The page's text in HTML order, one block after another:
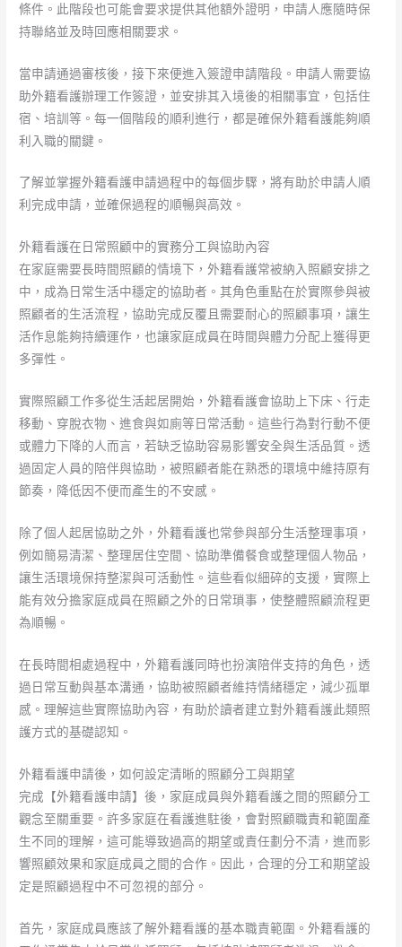
條件。此階段也可能會要求提供其他額外證明，申請人應隨時保
持聯絡並及時回應相關要求。
當申請通過審核後，接下來便進入簽證申請階段。申請人需要協
助外籍看護辦理工作簽證，並安排其入境後的相關事宜，包括住
宿、培訓等。每一個階段的順利進行，都是確保外籍看護能夠順
利入職的關鍵。
了解並掌握外籍看護申請過程中的每個步驟，將有助於申請人順
利完成申請，並確保過程的順暢與高效。
外籍看護在日常照顧中的實務分工與協助內容
在家庭需要長時間照顧的情境下，外籍看護常被納入照顧安排之
中，成為日常生活中穩定的協助者。其角色重點在於實際參與被
照顧者的生活流程，協助完成反覆且需要耐心的照顧事項，讓生
活作息能夠持續運作，也讓家庭成員在時間與體力分配上獲得更
多彈性。
實際照顧工作多從生活起居開始，外籍看護會協助上下床、行走
移動、穿脫衣物、進食與如廁等日常活動。這些行為對行動不便
或體力下降的人而言，若缺乏協助容易影響安全與生活品質。透
過固定人員的陪伴與協助，被照顧者能在熟悉的環境中維持原有
節奏，降低因不便而產生的不安感。
除了個人起居協助之外，外籍看護也常參與部分生活整理事項，
例如簡易清潔、整理居住空間、協助準備餐食或整理個人物品，
讓生活環境保持整潔與可活動性。這些看似細碎的支援，實際上
能有效分擔家庭成員在照顧之外的日常瑣事，使整體照顧流程更
為順暢。
在長時間相處過程中，外籍看護同時也扮演陪伴支持的角色，透
過日常互動與基本溝通，協助被照顧者維持情緒穩定，減少孤單
感。理解這些實際協助內容，有助於讀者建立對外籍看護此類照
護方式的基礎認知。
外籍看護申請後，如何設定清晰的照顧分工與期望
完成【外籍看護申請】後，家庭成員與外籍看護之間的照顧分工
觀念至關重要。許多家庭在看護進駐後，會對照顧職責和範圍產
生不同的理解，這可能導致過高的期望或責任劃分不清，進而影
響照顧效果和家庭成員之間的合作。因此，合理的分工和期望設
定是照顧過程中不可忽視的部分。
首先，家庭成員應該了解外籍看護的基本職責範圍。外籍看護的